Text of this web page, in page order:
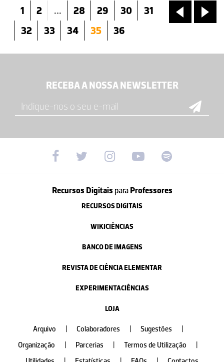
«
1 2 ... 28 29 30
31
32
33 34 35 36
»
RECEBA A NOSSA NEWSLETTER
Recursos Digitais paraProfessores
RECURSOS DIGITAIS
WIKICIÊNCIAS
BANCO DE IMAGENS
REVISTA DE CIÊNCIA ELEMENTAR
EXPERIMENTACIÊNCIAS
LOJA
Arquivo Colaboradores Sugestões
Organização
Parcerias Termos de Utilização